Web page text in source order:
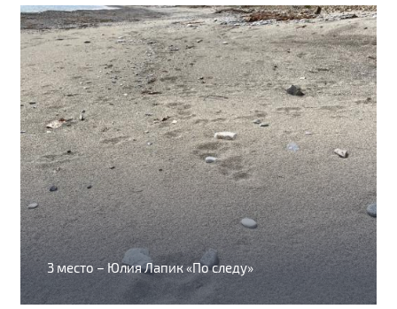
3 место – Юлия Лапик «По следу»